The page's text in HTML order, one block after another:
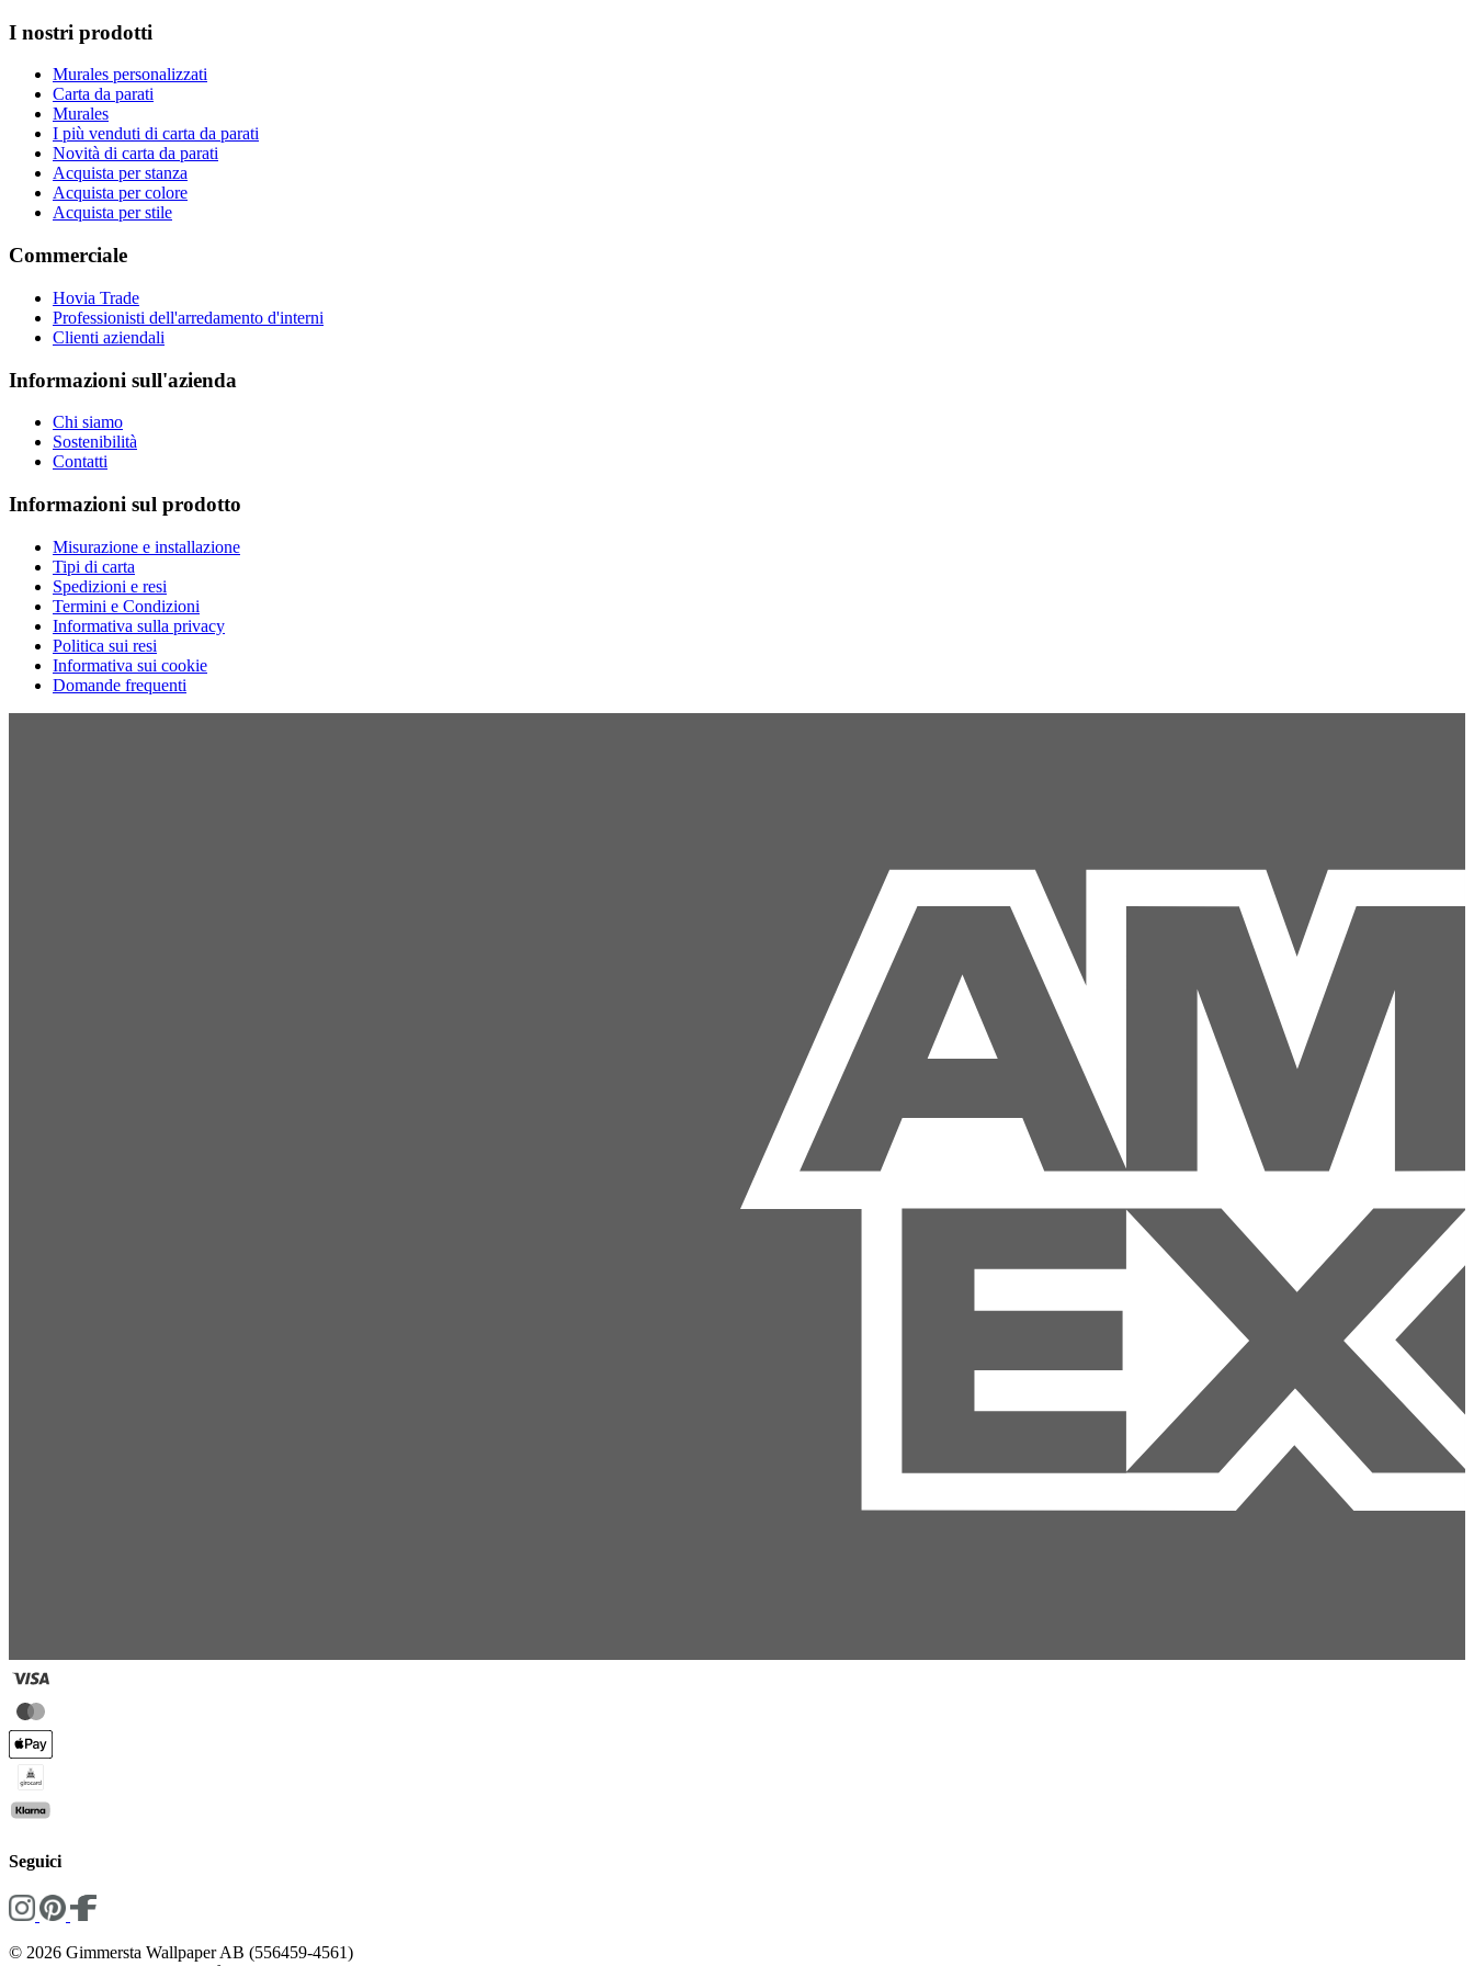
I nostri prodotti
Murales personalizzati
Carta da parati
Murales
I più venduti di carta da parati
Novità di carta da parati
Acquista per stanza
Acquista per colore
Acquista per stile
Commerciale
Hovia Trade
Professionisti dell'arredamento d'interni
Clienti aziendali
Informazioni sull'azienda
Chi siamo
Sostenibilità
Contatti
Informazioni sul prodotto
Misurazione e installazione
Tipi di carta
Spedizioni e resi
Termini e Condizioni
Informativa sulla privacy
Politica sui resi
Informativa sui cookie
Domande frequenti
Seguici
© 2026 Gimmersta Wallpaper AB (556459-4561)